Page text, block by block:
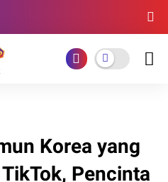
Korea yang
Pencinta